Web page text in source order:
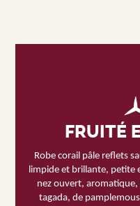
FRUITÉ
Robe corail pâle reflets
limpide et brillante, petite
nez ouvert, aromatique,
tagada, de